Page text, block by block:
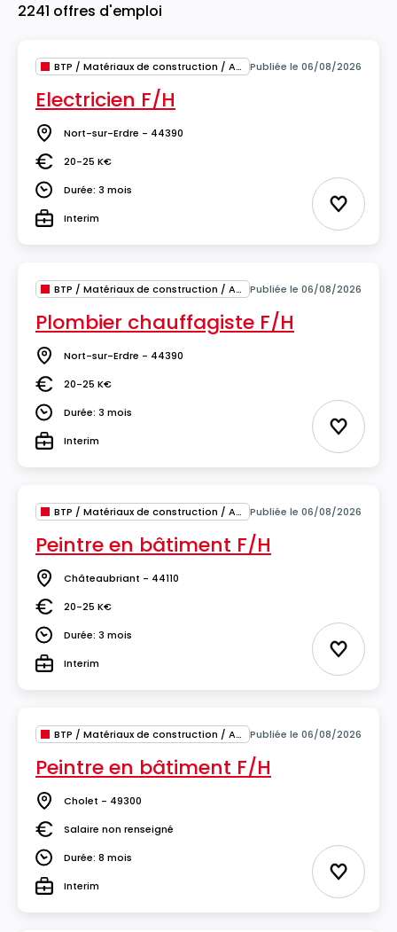
2241 offres d'emploi
BTP / Matériaux de construction / Architecture Publiée le 06/08/2026
Electricien F/H
Lieu Nort-sur-Erdre - 44390
Salaire20-25 K€
DuréeDurée: 3 mois
TypeInterim Ajouter
BTP / Matériaux de construction / Architecture Publiée le 06/08/2026
Plombier chauffagiste F/H
Lieu Nort-sur-Erdre - 44390
Salaire20-25 K€
DuréeDurée: 3 mois
TypeInterim Ajouter
BTP / Matériaux de construction / Architecture Publiée le 06/08/2026
Peintre en bâtiment F/H
Lieu Châteaubriant - 44110
Salaire20-25 K€
DuréeDurée: 3 mois
TypeInterim Ajouter
BTP / Matériaux de construction / Architecture Publiée le 06/08/2026
Peintre en bâtiment F/H
Lieu Cholet - 49300
SalaireSalaire non renseigné
DuréeDurée: 8 mois
TypeInterim Ajouter